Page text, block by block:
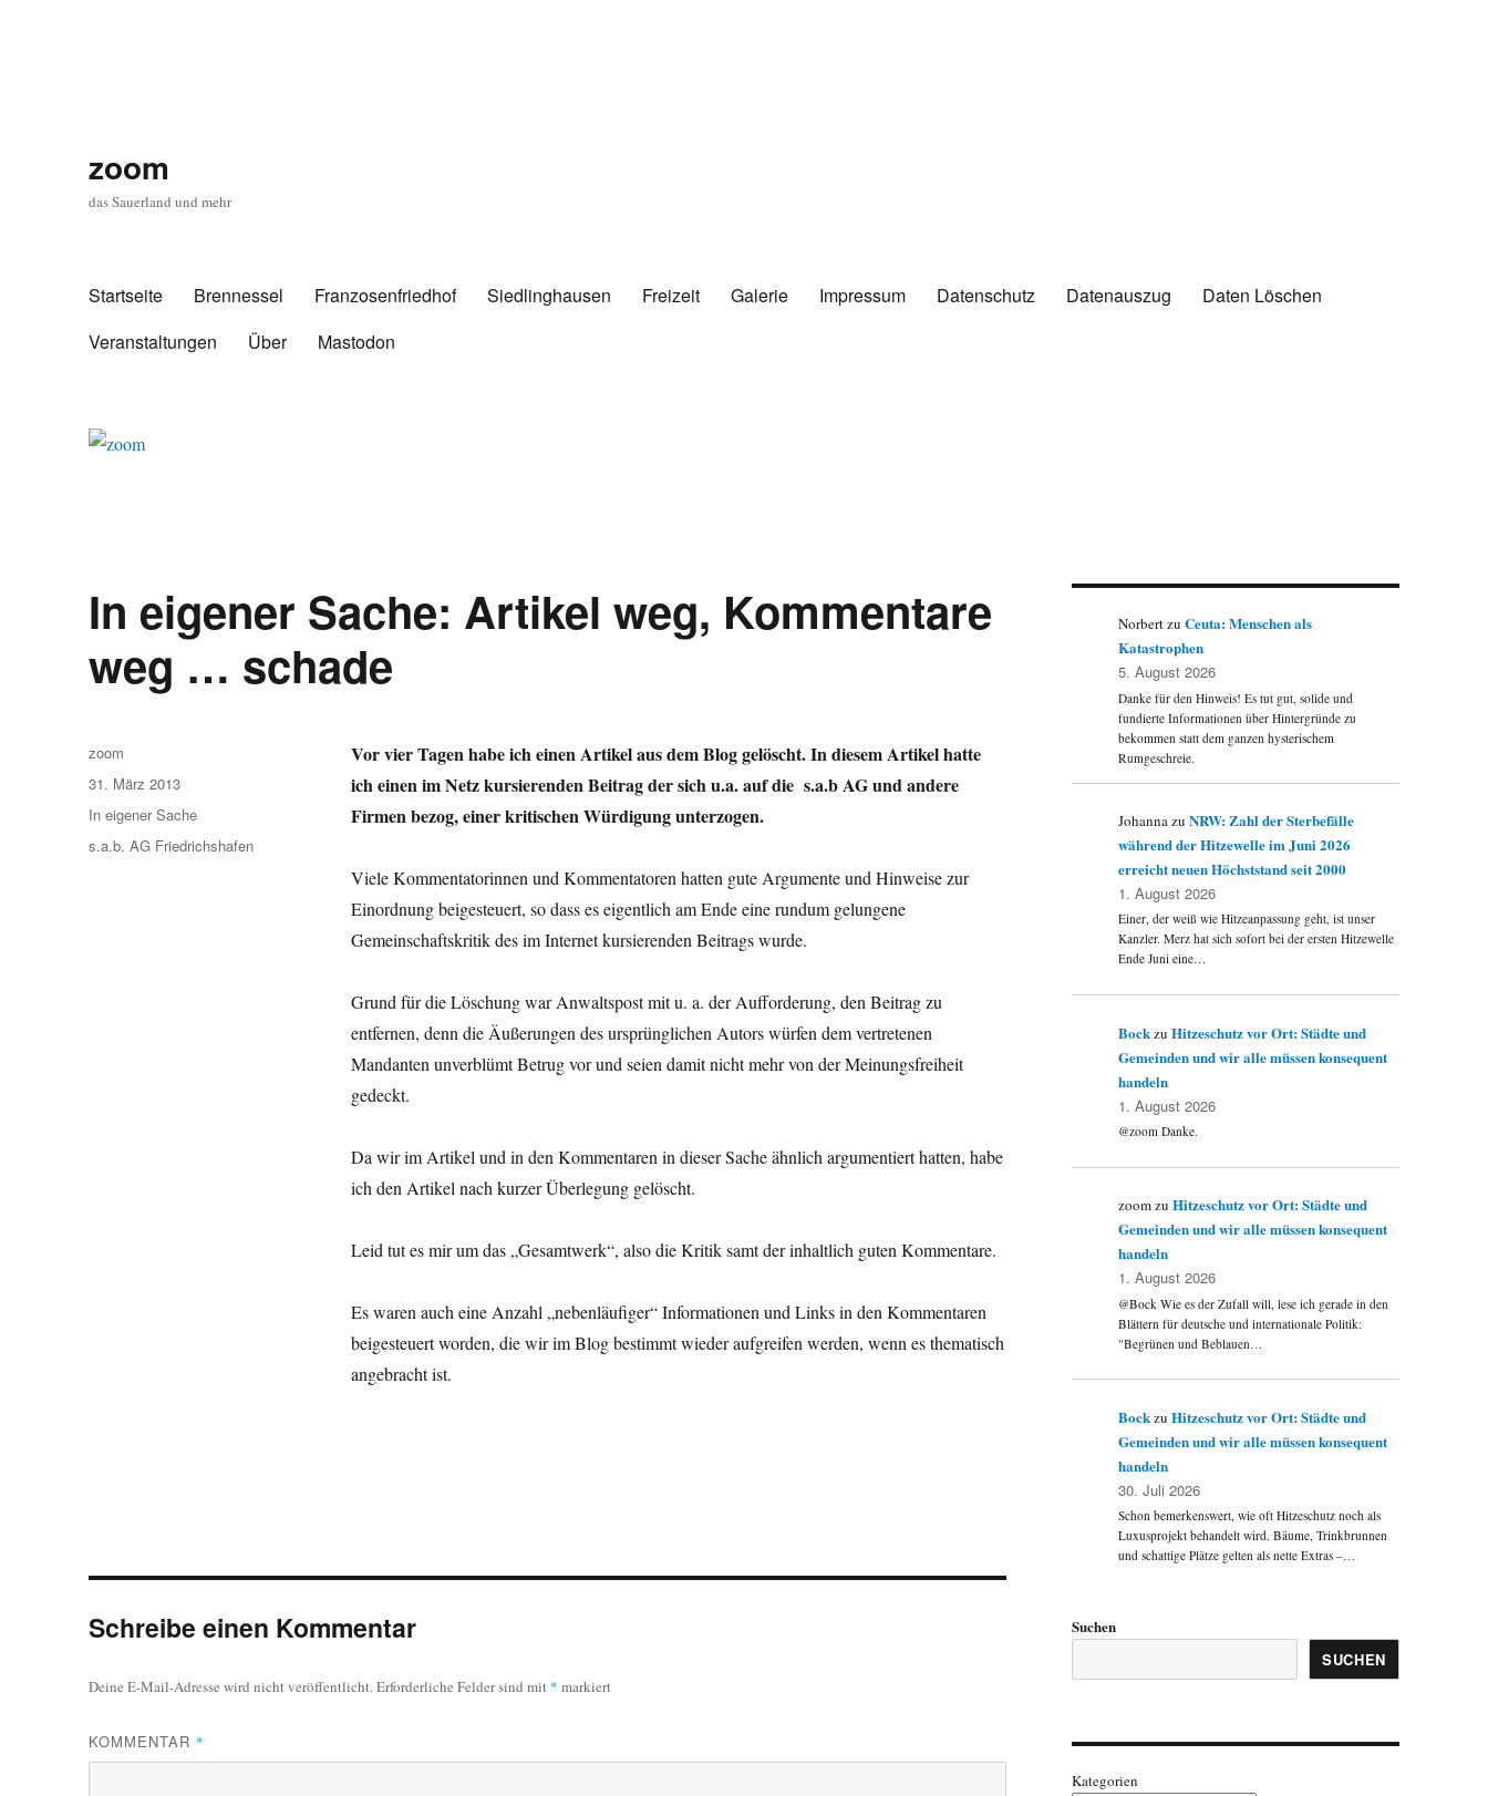
zoom
das Sauerland und mehr
Startseite Brennessel Franzosenfriedhof Siedlinghausen Freizeit Galerie Impressum Datenschutz Datenauszug
Daten Löschen
Veranstaltungen
Über Mastodon
In eigener Sache: Artikel weg, Kommentare
weg … schade
Vor vier Tagen habe ich einen Artikel aus dem Blog gelöscht. In diesem Artikel hatte
ich einen im Netz kursierenden Beitrag der sich u.a. auf die s.a.b AG und andere
Firmen bezog, einer kritischen Würdigung unterzogen.
Viele Kommentatorinnen und Kommentatoren hatten gute Argumente und Hinweise zur
Einordnung beigesteuert, so dass es eigentlich am Ende eine rundum gelungene
Gemeinschaftskritik des im Internet kursierenden Beitrags wurde.
Grund für die Löschung war Anwaltspost mit u. a. der Aufforderung, den Beitrag zu
entfernen, denn die Äußerungen des ursprünglichen Autors würfen dem vertretenen
Mandanten unverblümt Betrug vor und seien damit nicht mehr von der Meinungsfreiheit
gedeckt.
Da wir im Artikel und in den Kommentaren in dieser Sache ähnlich argumentiert hatten, habe
ich den Artikel nach kurzer Überlegung gelöscht.
Leid tut es mir um das „Gesamtwerk“, also die Kritik samt der inhaltlich guten Kommentare.
Es waren auch eine Anzahl „nebenläufiger“ Informationen und Links in den Kommentaren
beigesteuert worden, die wir im Blog bestimmt wieder aufgreifen werden, wenn es thematisch
angebracht ist.
Autor
zoom
Veröffentlicht
am
31. März 2013
Kategorien
In eigener Sache
Schlagwörter
s.a.b. AG Friedrichshafen
Schreibe einen Kommentar
Deine E-Mail-Adresse wird nicht veröffentlicht.Erforderliche Felder sind mit * markiert
KOMMENTAR *
NorbertzuCeuta: Menschen als
Katastrophen
5. August 2026
Danke für den Hinweis! Es tut gut, solide und
fundierte Informationen über Hintergründe zu
bekommen statt dem ganzen hysterischem
Rumgeschreie.
JohannazuNRW: Zahl der Sterbefälle
während der Hitzewelle im Juni 2026
erreicht neuen Höchststand seit 2000
1. August 2026
Einer, der weiß wie Hitzeanpassung geht, ist unser
Kanzler. Merz hat sich sofort bei der ersten Hitzewelle
Ende Juni eine…
BockzuHitzeschutz vor Ort: Städte und
Gemeinden und wir alle müssen konsequent
handeln
1. August 2026
@zoom Danke.
zoomzuHitzeschutz vor Ort: Städte und
Gemeinden und wir alle müssen konsequent
handeln
1. August 2026
@Bock Wie es der Zufall will, lese ich gerade in den
Blättern für deutsche und internationale Politik:
"Begrünen und Beblauen…
BockzuHitzeschutz vor Ort: Städte und
Gemeinden und wir alle müssen konsequent
handeln
30. Juli 2026
Schon bemerkenswert, wie oft Hitzeschutz noch als
Luxusprojekt behandelt wird. Bäume, Trinkbrunnen
und schattige Plätze gelten als nette Extras –…
Suchen
SUCHEN
Kategorien